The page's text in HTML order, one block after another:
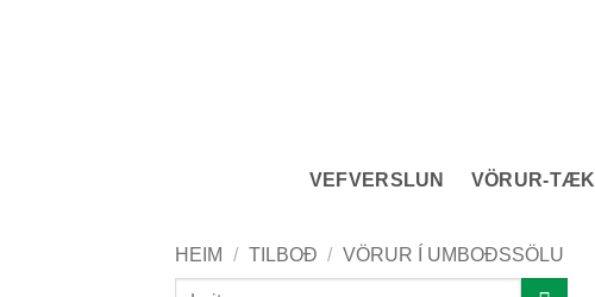
VEFVERSLUN VÖRUR-TÆKI
HEIM / TILBOÐ / VÖRUR Í UMBOÐSSÖLU
Leita